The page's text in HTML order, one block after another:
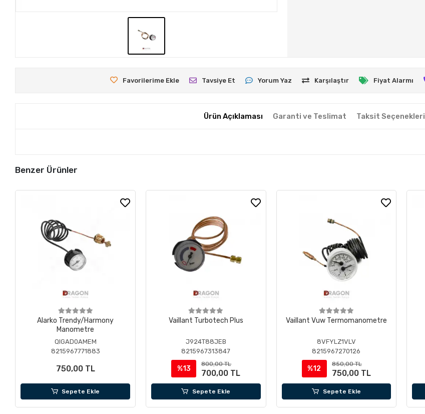
Favorilerime Ekle Tavsiye Et Yorum Yaz Karşılaştır Fiyat Alarmı
Ürün Açıklaması Garanti ve Teslimat Taksit Seçenekleri
Benzer Ürünler
Alarko Trendy/Harmony
Manometre
QIGAD0AMEM
8215967771883
750,00 TL
Sepete Ekle
Vaillant Turbotech Plus
J924T88JEB
8215967313847
%13
800,00 TL
700,00 TL
Sepete Ekle
Vaillant Vuw Termomanometre
8VFYLZ1VLV
8215967270126
%12
850,00 TL
750,00 TL
Sepete Ekle